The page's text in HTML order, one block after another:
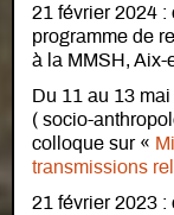
21 février 2024 :
programme de
à la MMSH, Aix-
Du 11 au 13
( socio-
colloque sur «
transmissions
21 février 2023 :